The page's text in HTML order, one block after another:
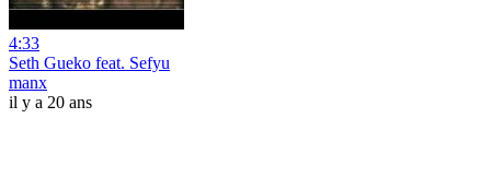
4:33
Seth Gueko feat. Sefyu
manx
il y a 20 ans